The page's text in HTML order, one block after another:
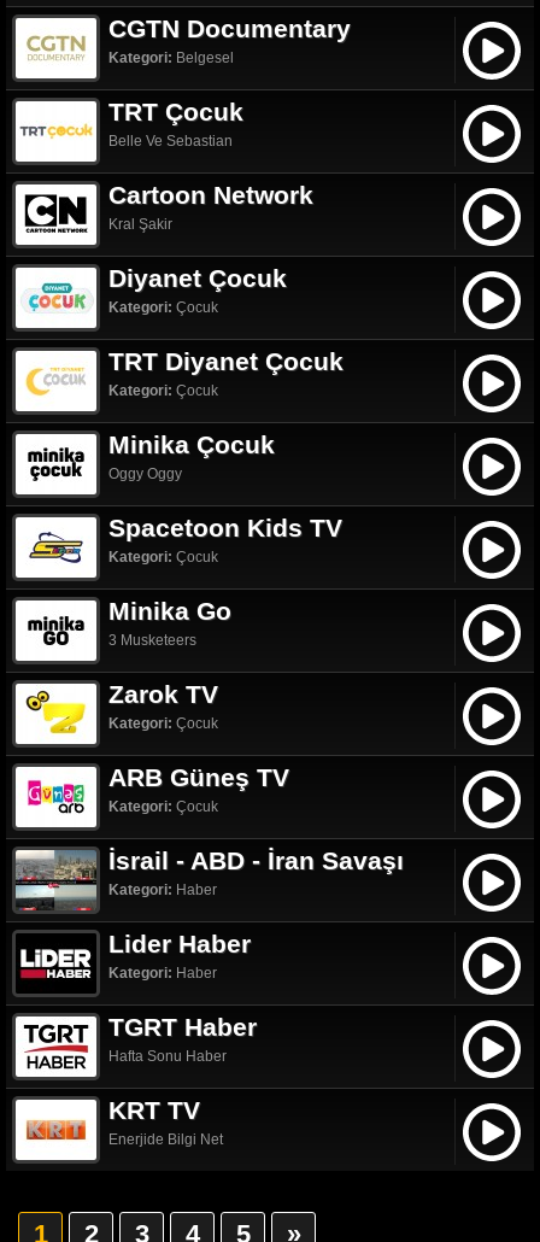
CGTN Documentary
Kategori: Belgesel
TRT Çocuk
Belle Ve Sebastian
Cartoon Network
Kral Şakir
Diyanet Çocuk
Kategori: Çocuk
TRT Diyanet Çocuk
Kategori: Çocuk
Minika Çocuk
Oggy Oggy
Spacetoon Kids TV
Kategori: Çocuk
Minika Go
3 Musketeers
Zarok TV
Kategori: Çocuk
ARB Güneş TV
Kategori: Çocuk
İsrail - ABD - İran Savaşı
Kategori: Haber
Lider Haber
Kategori: Haber
TGRT Haber
Hafta Sonu Haber
KRT TV
Enerjide Bilgi Net
1 2 3 4 5 »